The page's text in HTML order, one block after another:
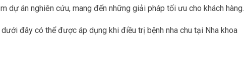
dự án nghiên cứu, mang đến những giải pháp tối ưu cho khách hàng.
đây có thể được áp dụng khi điều trị bệnh nha chu tại Nha khoa